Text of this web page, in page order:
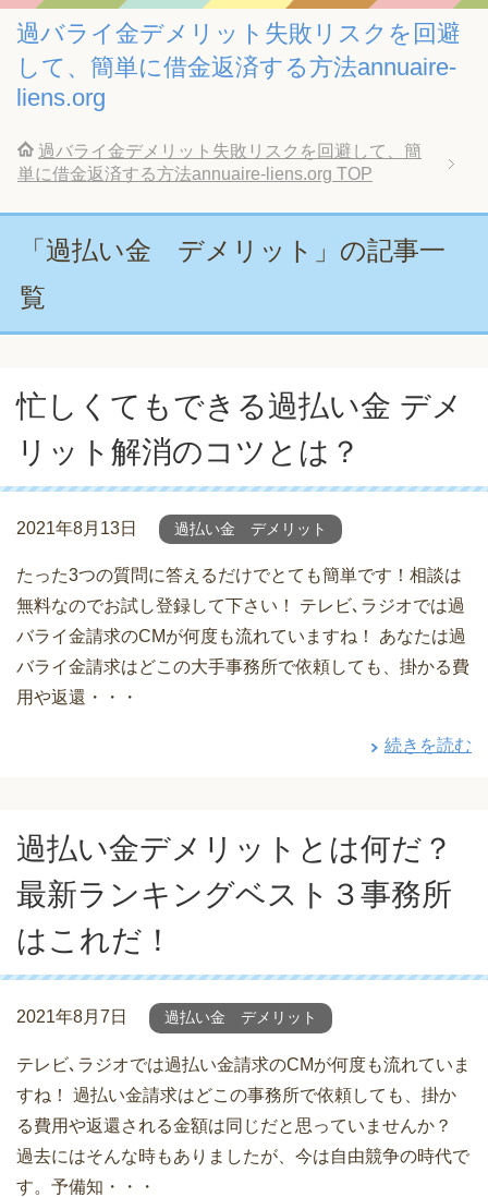
過バライ金デメリット失敗リスクを回避
して、簡単に借金返済する方法annuaire-
liens.org
過バライ金デメリット失敗リスクを回避して、簡
単に借金返済する方法annuaire-liens.org TOP
「過払い金 デメリット」の記事一
覧
忙しくてもできる過払い金 デメ
リット解消のコツとは？
2021年8月13日 過払い金 デメリット
たった3つの質問に答えるだけでとても簡単です！相談は
無料なのでお試し登録して下さい！ テレビ､ラジオでは過
バライ金請求のCMが何度も流れていますね！ あなたは過
バライ金請求はどこの大手事務所で依頼しても、掛かる費
用や返還・・・
続きを読む
過払い金デメリットとは何だ？
最新ランキングベスト３事務所
はこれだ！
2021年8月7日 過払い金 デメリット
テレビ､ラジオでは過払い金請求のCMが何度も流れていま
すね！ 過払い金請求はどこの事務所で依頼しても、掛か
る費用や返還される金額は同じだと思っていませんか？
過去にはそんな時もありましたが、今は自由競争の時代で
す。予備知・・・